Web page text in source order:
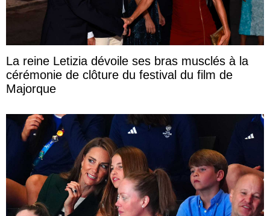
La reine Letizia dévoile ses bras musclés à la
cérémonie de clôture du festival du film de
Majorque